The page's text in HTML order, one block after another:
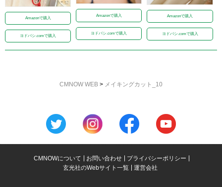
Amazonで購入
ヨドバシ.comで購入
Amazonで購入
ヨドバシ.comで購入
Amazonで購入
ヨドバシ.comで購入
CMNOW WEB > メイキングカット_10
CMNOWについて お問い合わせ
プライバシーポリシー
玄光社のWebサイト一覧
運営会社